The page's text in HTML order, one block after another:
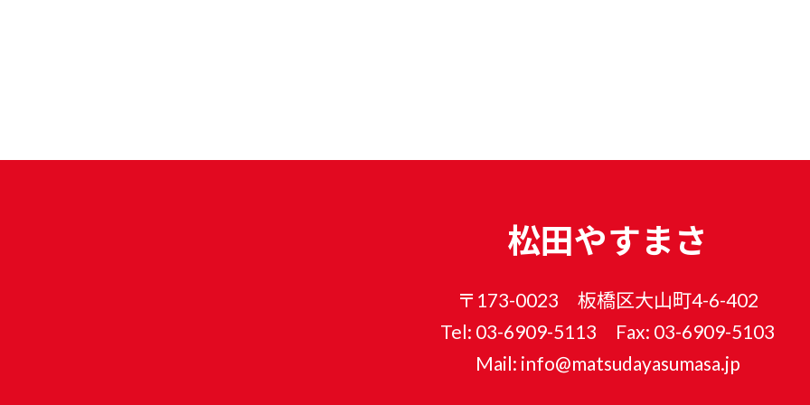
松田やすまさ
〒173-0023 板橋区大山町4-6-402
Tel: 03-6909-5113 Fax: 03-6909-5103
Mail: info@matsudayasumasa.jp